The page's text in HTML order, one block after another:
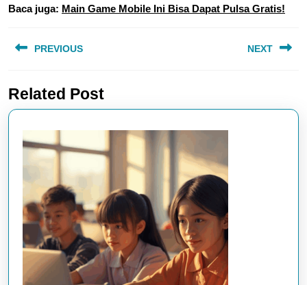
Baca juga: Main Game Mobile Ini Bisa Dapat Pulsa Gratis!
posPREVIOUS
post:
NEXT
Related Post